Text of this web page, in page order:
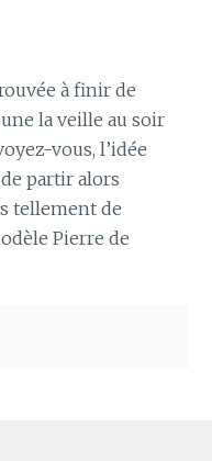
à finir de
la veille au soir
vous, l’idée
partir alors
tellement de
Pierre de